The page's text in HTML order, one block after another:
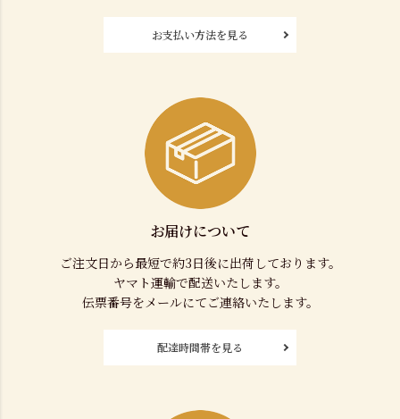
お支払い方法を見る
お届けについて
ご注文日から最短で約3日後に出荷しております。
ヤマト運輸で配送いたします。
伝票番号をメールにてご連絡いたします。
配達時間帯を見る